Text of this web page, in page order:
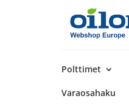
Polttimet
Varaosahaku